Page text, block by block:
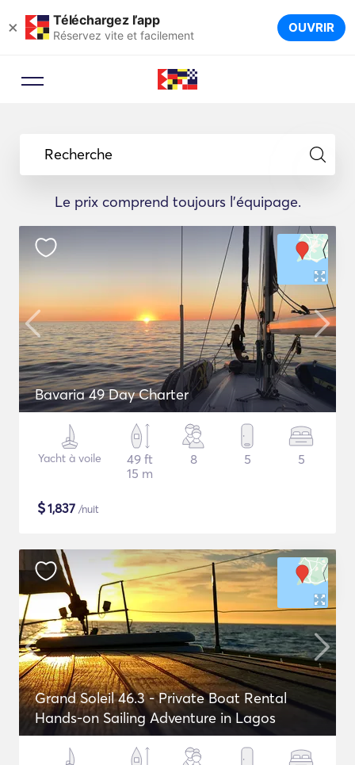
× Téléchargez l’app
Réservez vite et facilement OUVRIR
Recherche
Le prix comprend toujours l'équipage.
Bavaria 49 Day Charter
Yacht à voile
49 ft
15 m
8 5 5
$1,837 /nuit
Grand Soleil 46.3 - Private Boat Rental
Hands-on Sailing Adventure in Lagos